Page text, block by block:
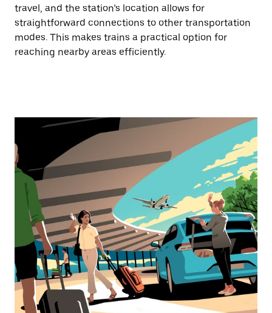
travel, and the station’s location allows for
straightforward connections to other transportation
modes. This makes trains a practical option for
reaching nearby areas efficiently.